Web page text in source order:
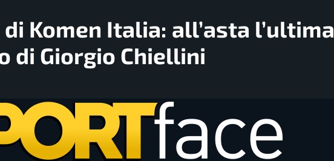
di Komen Italia: all’asta l’ultima
di Giorgio Chiellini